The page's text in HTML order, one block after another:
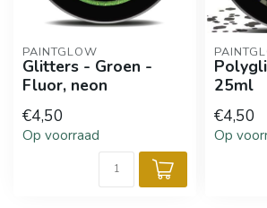
PAINTGLOW
Glitters - Groen -
Fluor, neon
€4,50
Op voorraad
25ml
€4,50
Op